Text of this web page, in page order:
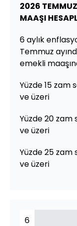
2026
MAAŞI
6 aylık
Temmuz
emekli
Yüzde 15 zam
ve üzeri
Yüzde 20 zam
ve üzeri
Yüzde 25 zam
ve üzeri
6